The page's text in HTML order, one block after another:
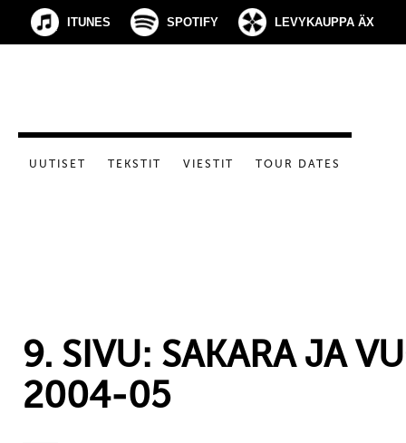
ITUNES SPOTIFY LEVYKAUPPA ÄX
UUTISET TEKSTIT VIESTIT TOUR DATES
9. SIVU: SAKARA JA
2004-05